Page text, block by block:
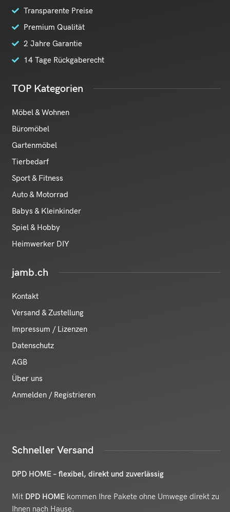
Transparente Preise
Premium Qualität
2 Jahre Garantie
14 Tage Rückgaberecht
TOP Kategorien
Möbel & Wohnen
Büromöbel
Gartenmöbel
Tierbedarf
Sport & Fitness
Auto & Motorrad
Babys & Kleinkinder
Spiel & Hobby
Heimwerker DIY
jamb.ch
Kontakt
Versand & Zustellung
Impressum / Lizenzen
Datenschutz
AGB
Über uns
Anmelden / Registrieren
Schneller Versand
DPD HOME – flexibel, direkt und zuverlässig
Mit DPD HOME kommen Ihre Pakete ohne Umwege direkt zu
Ihnen nach Hause.